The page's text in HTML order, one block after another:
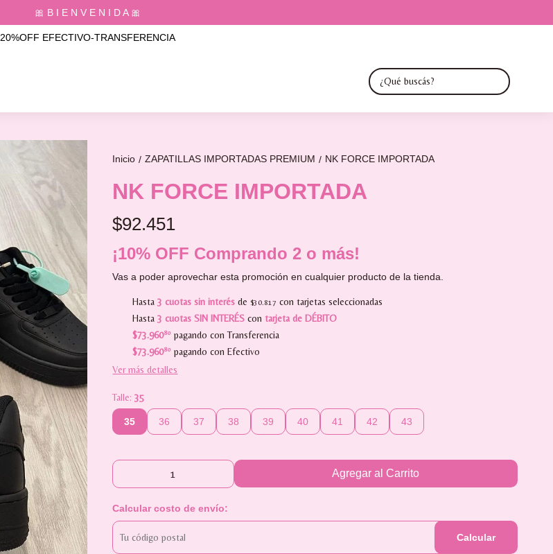
🎀 B I E N V E N I D A 🎀
20%OFF EFECTIVO-TRANSFERENCIA
Inicio / ZAPATILLAS IMPORTADAS PREMIUM / NK FORCE IMPORTADA
NK FORCE IMPORTADA
$92.451
¡10% OFF Comprando 2 o más!
Vas a poder aprovechar esta promoción en cualquier producto de la tienda.
Hasta3 cuotas sin interés de $30.817 con tarjetas seleccionadas
Hasta3 cuotas SIN INTERÉS contarjeta de DÉBITO
$73.96080 pagando con Transferencia
$73.96080 pagando con Efectivo
Ver más detalles
Talle:35
35 36 37 38 39 40 41 42 43
Agregar al Carrito
Calcular costo de envío:
Calcular